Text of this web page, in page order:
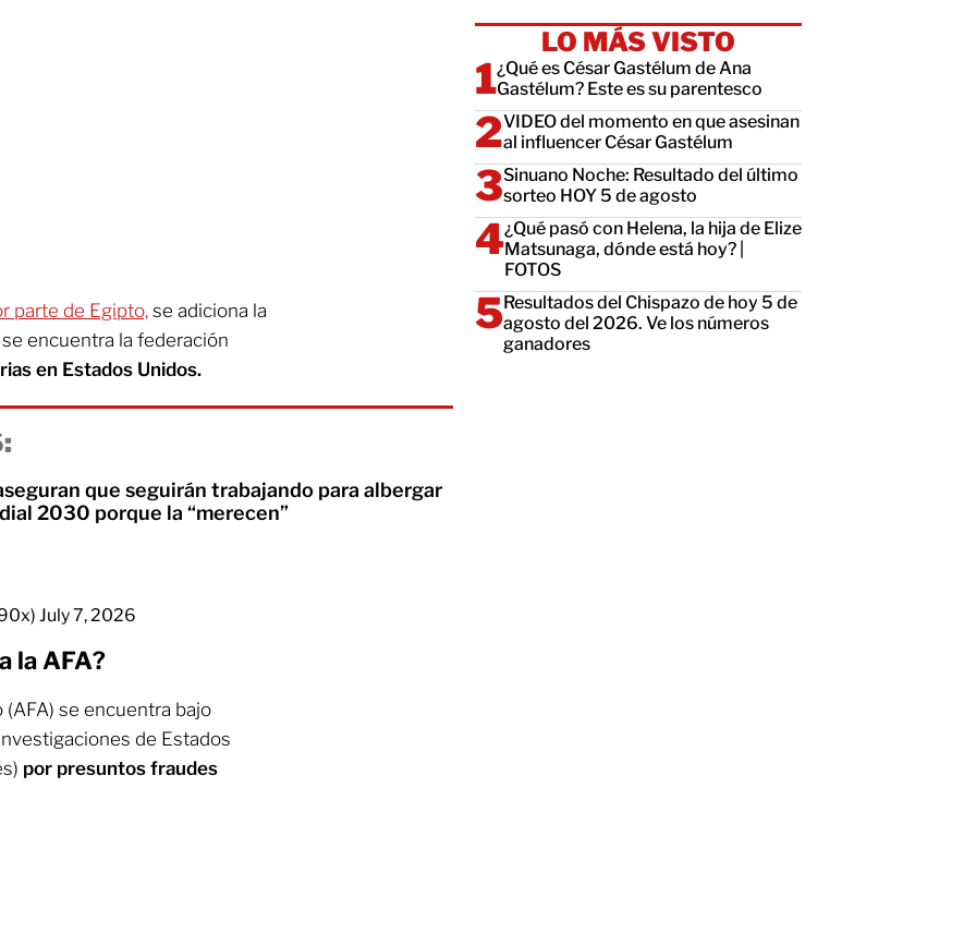
parte de Egipto, se adiciona la
encuentra la federación
en Estados Unidos.
que seguirán trabajando para albergar
2030 porque la “merecen”
July 7, 2026
la AFA?
se encuentra bajo
de Estados
por presuntos fraudes
LO MÁS VISTO
¿Qué es César Gastélum de Ana
Gastélum? Este es su parentesco
VIDEO del momento en que asesinan
al influencer César Gastélum
Sinuano Noche: Resultado del último
sorteo HOY 5 de agosto
¿Qué pasó con Helena, la hija de Elize
Matsunaga, dónde está hoy? |
FOTOS
Resultados del Chispazo de hoy 5 de
agosto del 2026. Ve los números
ganadores